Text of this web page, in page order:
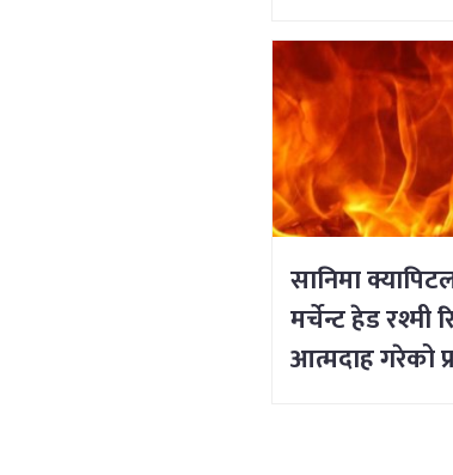
सानिमा
मर्चेन्ट हेड रश्मी
आत्मदाह गरेको